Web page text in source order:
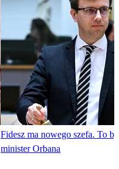
Fidesz ma nowego szefa. To
minister Orbana